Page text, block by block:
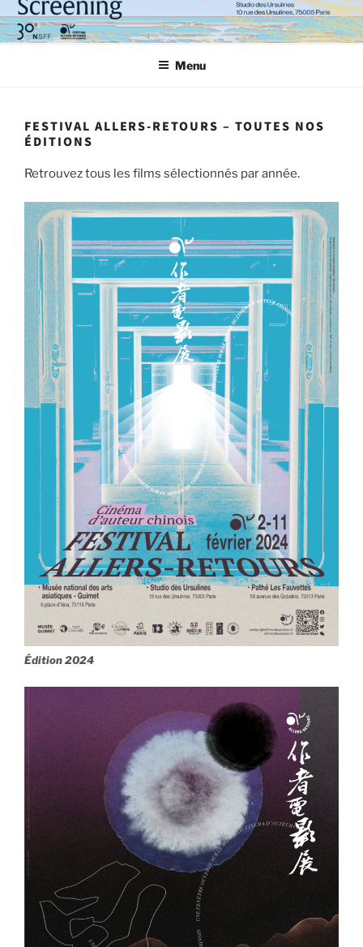
Aller
au
contenu
Menu
FESTIVAL ALLERS-RETOURS – TOUTES NOS
ÉDITIONS
Retrouvez tous les films sélectionnés par année.
Édition 2024